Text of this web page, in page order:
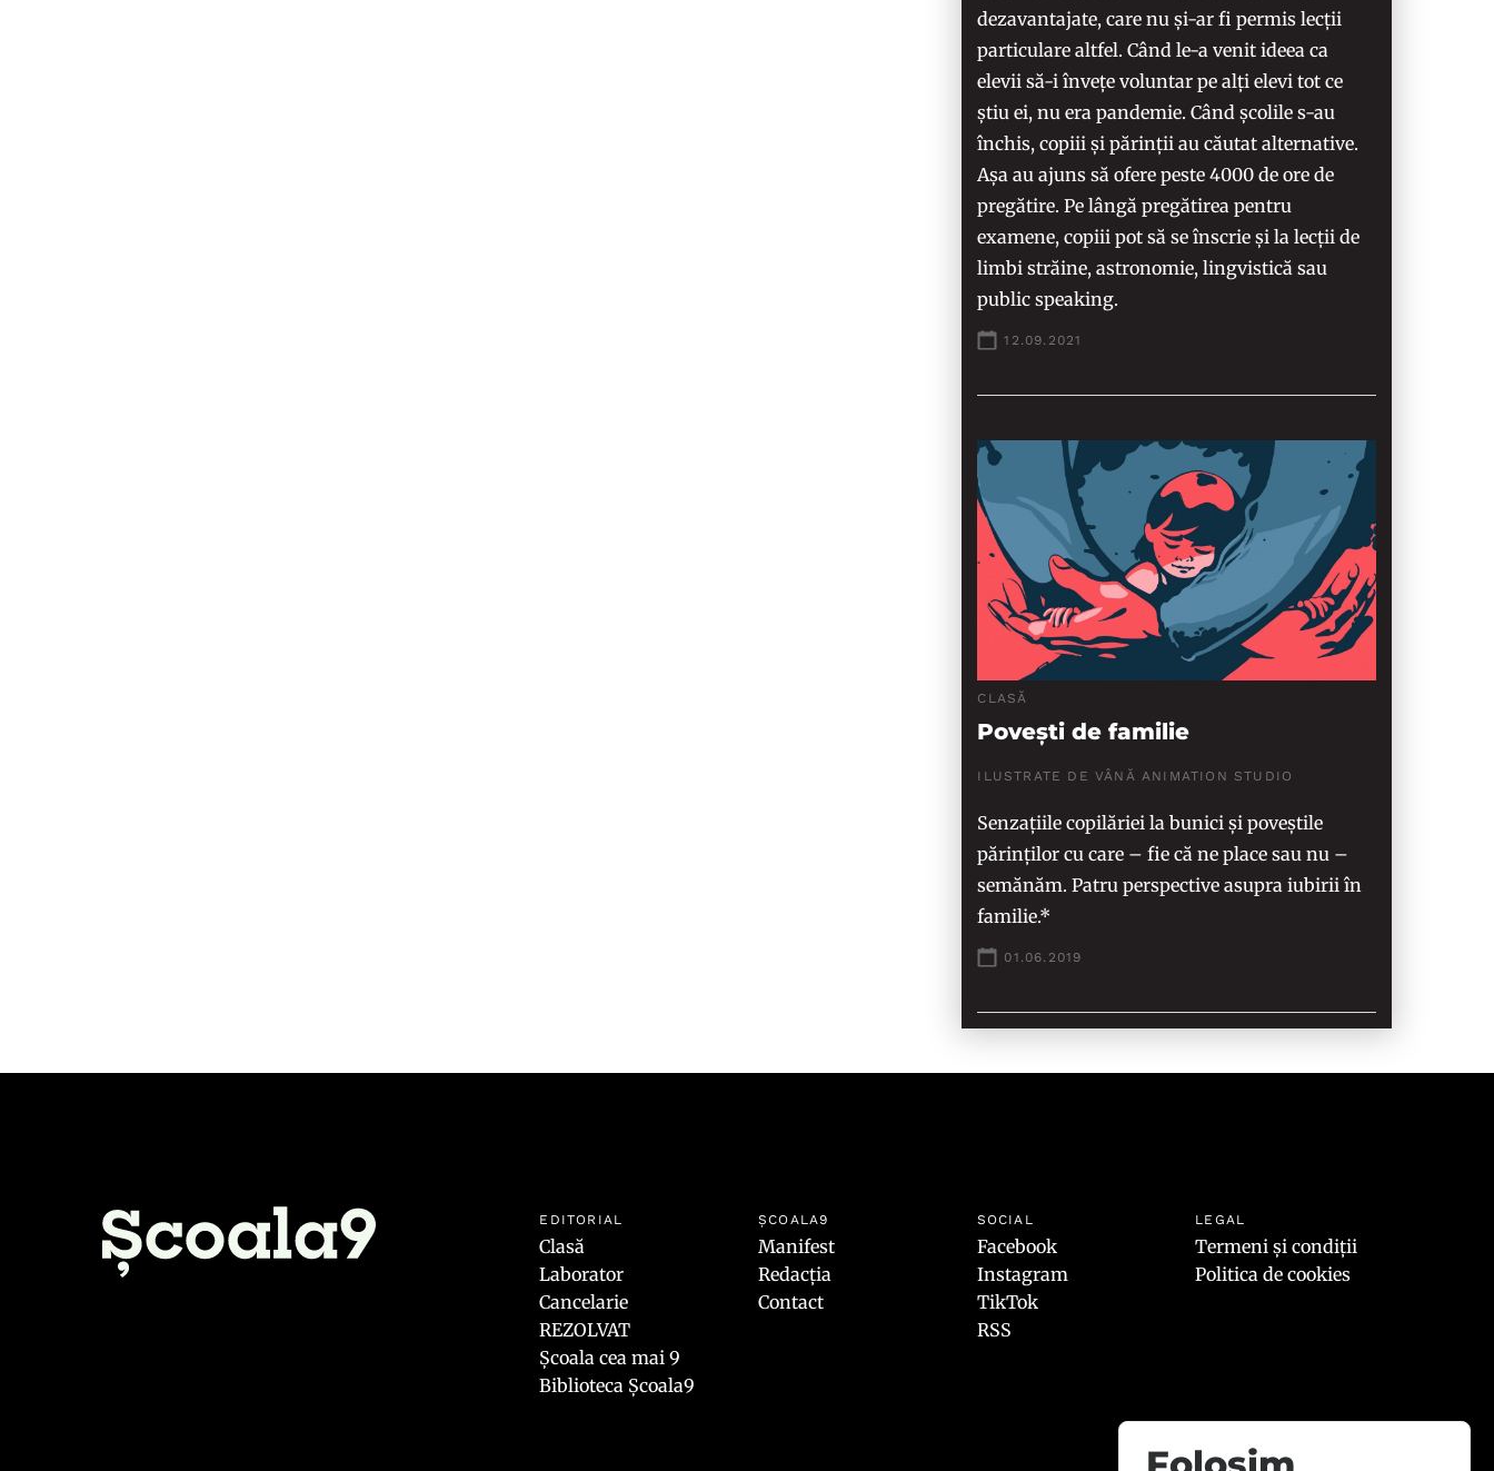
dezavantajate, care nu și-ar fi permis lecții
particulare altfel. Când le-a venit ideea ca
elevii să-i învețe voluntar pe alți elevi tot ce
știu ei, nu era pandemie. Când școlile s-au
închis, copiii și părinții au căutat alternative.
Așa au ajuns să ofere peste 4000 de ore de
pregătire. Pe lângă pregătirea pentru
examene, copiii pot să se înscrie și la lecții de
limbi străine, astronomie, lingvistică sau
public speaking.
12.09.2021
CLASĂ
Povești de familie
ILUSTRATE DE VÂNĂ ANIMATION STUDIO
Senzațiile copilăriei la bunici și poveștile
părinților cu care – fie că ne place sau nu –
semănăm. Patru perspective asupra iubirii în
familie.*
01.06.2019
EDITORIAL
Clasă
Laborator
Cancelarie
REZOLVAT
Școala cea mai 9
Biblioteca Școala9
ȘCOALA9
Manifest
Redacția
Contact
SOCIAL
Facebook
Instagram
TikTok
RSS
LEGAL
Termeni și condiții
Politica de cookies